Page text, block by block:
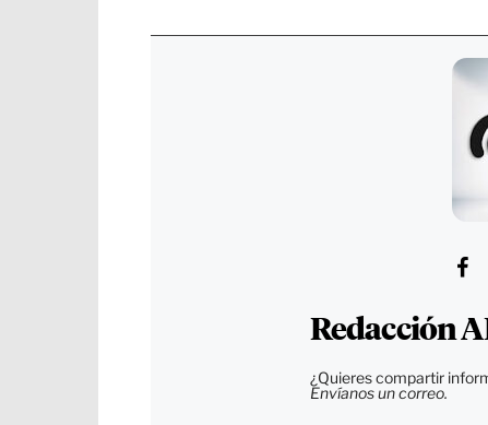
Redacción
¿Quieres compartir
Envíanos un correo.